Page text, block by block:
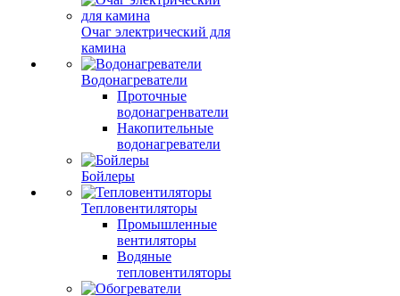
Очаг электрический для
камина
Водонагреватели
Проточные
водонагренватели
Накопительные
водонагреватели
Бойлеры
Тепловентиляторы
Промышленные
вентиляторы
Водяные
тепловентиляторы